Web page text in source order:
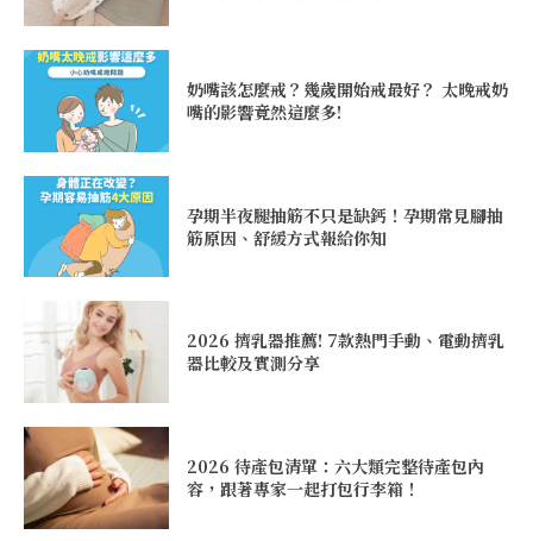
奶嘴該怎麼戒？幾歲開始戒最好？ 太晚戒奶
嘴的影響竟然這麼多!
孕期半夜腿抽筋不只是缺鈣！孕期常見腳抽
筋原因、舒緩方式報給你知
2026 擠乳器推薦! 7款熱門手動、電動擠乳
器比較及實測分享
2026 待產包清單：六大類完整待產包內
容，跟著專家一起打包行李箱！